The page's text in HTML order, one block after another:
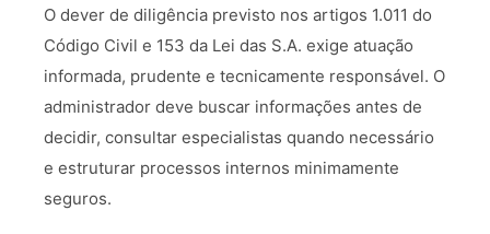
O dever de diligência previsto nos artigos 1.011 do
Código Civil e 153 da Lei das S.A. exige atuação
informada, prudente e tecnicamente responsável. O
administrador deve buscar informações antes de
decidir, consultar especialistas quando necessário
e estruturar processos internos minimamente
seguros.